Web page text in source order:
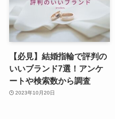
【必見】結婚指輪で評判の
いいブランド7選！アンケ
ートや検索数から調査
2023年10月20日